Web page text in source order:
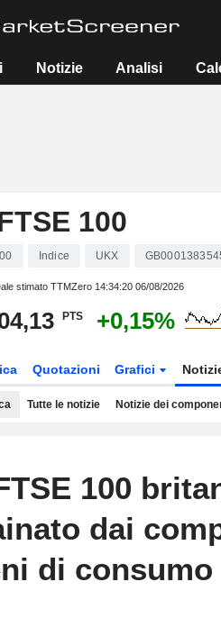
Notizie Analisi
100
Indice UKX
stimato TTMZero 14:34:20 06/08/2026
PTS +0,15%
Quotazioni Grafici
Tutte le notizie Notizie dei
100
dai
di consumo